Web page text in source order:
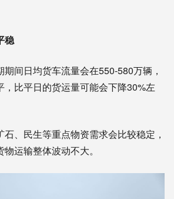
稳
间日均货车流量会在550-580万辆，
，比平日的货运量可能会下降30%左
、民生等重点物资需求会比较稳定，
运输整体波动不大。